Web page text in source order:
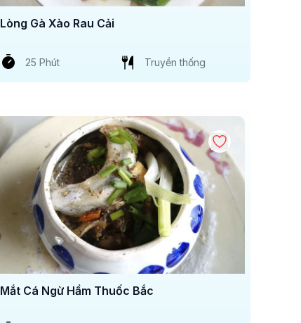
Lòng Gà Xào Rau Cải
25 Phút Truyền thống
Mắt Cá Ngừ Hầm Thuốc Bắc